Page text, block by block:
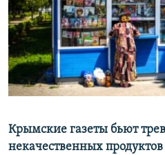
ПОБЕДИТЕЛЕЙ НЕ СУДЯТ?
КРЫМ.НЕПОКОРЕННЫЙ
ELIFBE
УКРАИНСКАЯ ПРОБЛЕМА КРЫМА
ПРИСОЕДИНЯЙТЕСЬ!
Крымские газеты бьют
некачественных